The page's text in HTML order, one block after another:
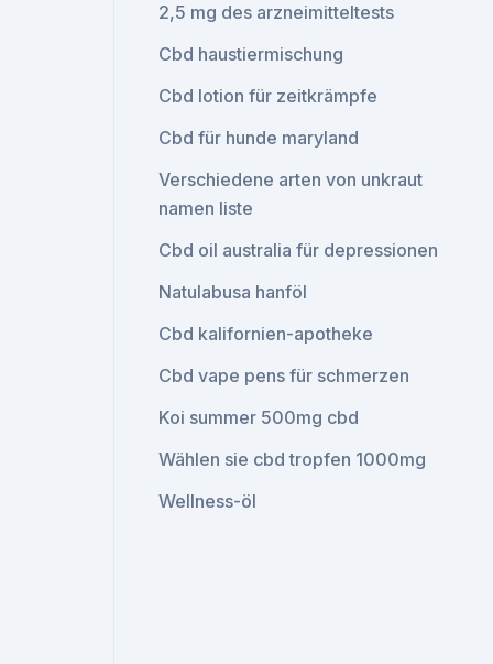
2,5 mg des arzneimitteltests
Cbd haustiermischung
Cbd lotion für zeitkrämpfe
Cbd für hunde maryland
Verschiedene arten von unkraut
namen liste
Cbd oil australia für depressionen
Natulabusa hanföl
Cbd kalifornien-apotheke
Cbd vape pens für schmerzen
Koi summer 500mg cbd
Wählen sie cbd tropfen 1000mg
Wellness-öl